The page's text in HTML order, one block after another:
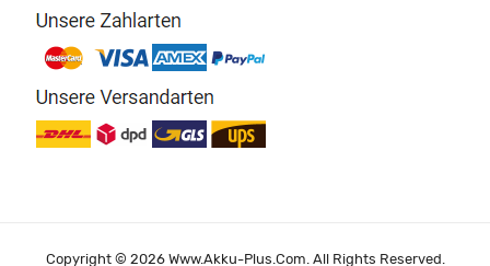
Copyright © 2026 Www.akku-Plus.com. All Rights Reserved.